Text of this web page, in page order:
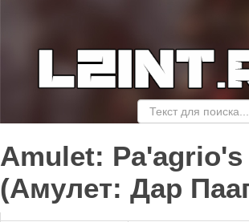
Amulet:
(Амулет: Дар